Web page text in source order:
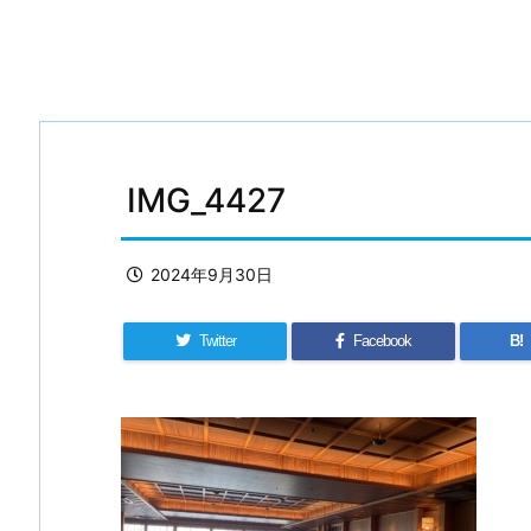
IMG_4427
2024年9月30日
Twitter Facebook B!